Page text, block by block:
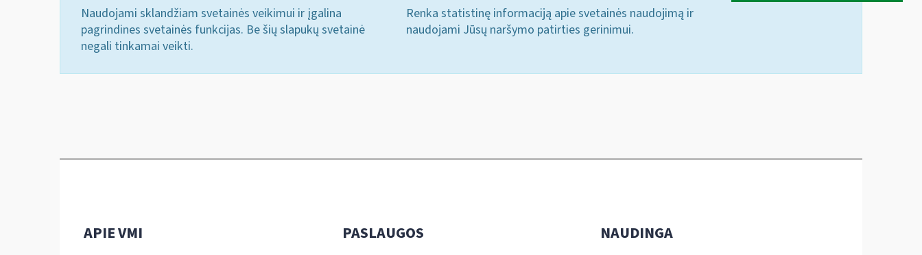
Naudojami sklandžiam svetainės veikimui ir įgalina
pagrindines svetainės funkcijas. Be šių slapukų svetainė
negali tinkamai veikti.
Renka statistinę informaciją apie svetainės naudojimą ir
naudojami Jūsų naršymo patirties gerinimui.
APIE VMI PASLAUGOS NAUDINGA